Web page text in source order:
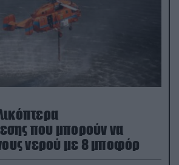
που μπορούν να
νερού με 8 μποφόρ